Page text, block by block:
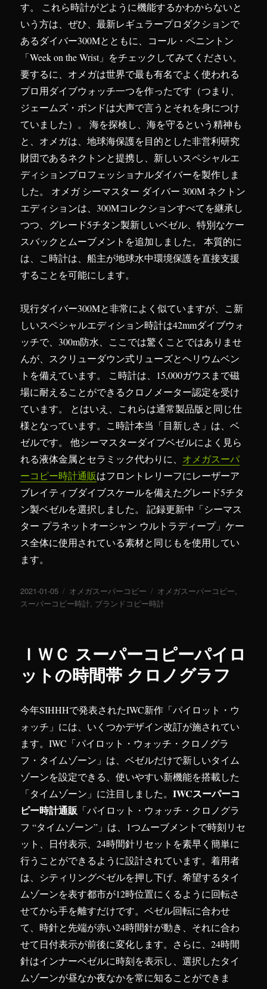
す。 これら時計がどように機能するかわからないと
いう方は、ぜひ、最新レギュラープロダクションで
あるダイバー300Mとともに、コール・ペニントン
「Week on the Wrist」をチェックしてみてください。
要するに、オメガは世界で最も有名でよく使われる
プロ用ダイブウォッチ一つを作ったです（つまり、
ジェームズ・ボンドは大声で言うとそれを身につけ
ていました）。 海を探検し、海を守るという精神も
と、オメガは、地球海保護を目的とした非営利研究
財団であるネクトンと提携し、新しいスペシャルエ
ディションプロフェッショナルダイバーを製作しま
した。 オメガ シーマスター ダイバー 300M ネクトン
エディションは、300Mコレクションすべてを継承し
つつ、グレード5チタン製新しいベゼル、特別なケー
スバックとムーブメントを追加しました。 本質的に
は、こ時計は、船主が地球水中環境保護を直接支援
することを可能にします。
現行ダイバー300Mと非常によく似ていますが、こ新
しいスペシャルエディション時計は42mmダイブウォ
ッチで、300m防水、ここでは驚くことではありませ
んが、スクリューダウン式リューズとヘリウムベン
トを備えています。 こ時計は、15,000ガウスまで磁
場に耐えることができるクロノメーター認定を受け
ています。 とはいえ、これらは通常製品版と同じ仕
様となっています。こ時計本当「目新しさ」は、ベ
ゼルです。 他シーマスターダイブベゼルによく見ら
れる液体金属とセラミック代わりに、 オメガスーパ
ーコピー時計通販はフロントレリーフにレーザーア
ブレイティブダイブスケールを備えたグレード5チタ
ン製ベゼルを選択しました。 記録更新中「シーマス
ター プラネットオーシャン ウルトラディープ」ケー
ス全体に使用されている素材と同じもを使用してい
ます。
投
稿
2021-01-05
カ
テ
オメガスーパーコピー
タ
グ
オメガスーパーコピー,
スーパーコピー時計, ブランドコピー時計
ＩＷＣ スーパーコピーパイロ
ットの時間帯 クロノグラフ
今年SIHHHで発表されたIWC新作「パイロット・ウ
ォッチ」には、いくつかデザイン改訂が施されてい
ます。IWC「パイロット・ウォッチ・クロノグラ
フ・タイムゾーン」は、ベゼルだけで新しいタイム
ゾーンを設定できる、使いやすい新機能を搭載した
「タイムゾーン」に注目しました。IWCスーパーコ
ピー時計通販 「パイロット・ウォッチ・クロノグラ
フ “タイムゾーン”」は、1つムーブメントで時刻リセ
ット、日付表示、24時間針リセットを素早く簡単に
行うことができるように設計されています。着用者
は、シティリングベゼルを押し下げ、希望するタイ
ムゾーンを表す都市が12時位置にくるように回転さ
せてから手を離すだけです。ベゼル回転に合わせ
て、時針と先端が赤い24時間針が動き、それに合わ
せて日付表示が前後に変化します。さらに、24時間
針はインナーベゼルに時刻を表示し、選択したタイ
ムゾーンが昼なか夜なかを常に知ることができま